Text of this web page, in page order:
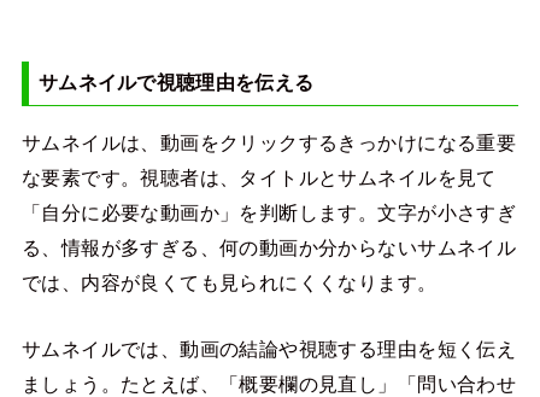
サムネイルで視聴理由を伝える
サムネイルは、動画をクリックするきっかけになる重要
な要素です。視聴者は、タイトルとサムネイルを見て
「自分に必要な動画か」を判断します。文字が小さすぎ
る、情報が多すぎる、何の動画か分からないサムネイル
では、内容が良くても見られにくくなります。
サムネイルでは、動画の結論や視聴する理由を短く伝え
ましょう。たとえば、「概要欄の見直し」「問い合わせ